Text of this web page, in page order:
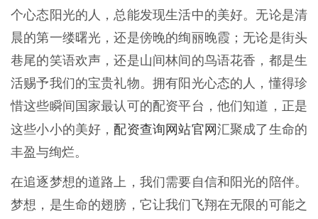
个心态阳光的人，总能发现生活中的美好。无论是清
晨的第一缕曙光，还是傍晚的绚丽晚霞；无论是街头
巷尾的笑语欢声，还是山间林间的鸟语花香，都是生
活赐予我们的宝贵礼物。拥有阳光心态的人，懂得珍
惜这些瞬间国家最认可的配资平台，他们知道，正是
这些小小的美好，配资查询网站官网汇聚成了生命的
丰盈与绚烂。
在追逐梦想的道路上，我们需要自信和阳光的陪伴。
梦想，是生命的翅膀，它让我们飞翔在无限的可能之